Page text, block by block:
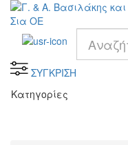
ΣΥΓΚΡΙΣΗ
Κατηγορίες